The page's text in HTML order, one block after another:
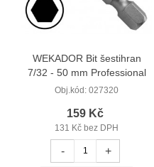
WEKADOR Bit šestihran
7/32 - 50 mm Professional
Obj.kód: 027320
159 Kč
131 Kč bez DPH
- +